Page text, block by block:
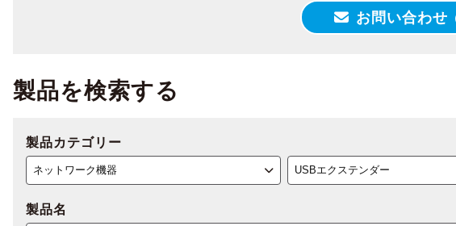
お問い合わせ
製品を検索する
製品カテゴリー
製品名